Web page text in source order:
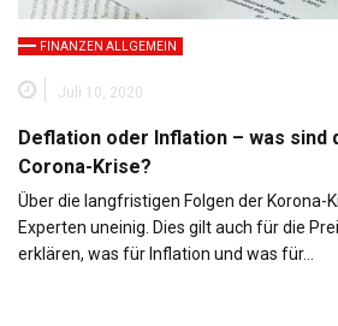
FINANZEN ALLGEMEIN
Juli 10, 2020
Deflation oder Inflation – was sind
Corona-Krise?
Über die langfristigen Folgen der Korona-
Experten uneinig. Dies gilt auch für die
erklären, was für Inflation und was für…